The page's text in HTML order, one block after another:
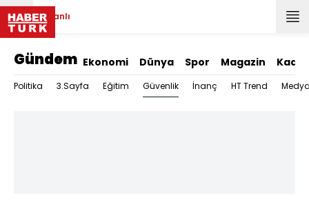
Canlı
Gündem Ekonomi Dünya Spor Magazin Kadın
Politika 3.Sayfa Eğitim Güvenlik İnanç HT Trend